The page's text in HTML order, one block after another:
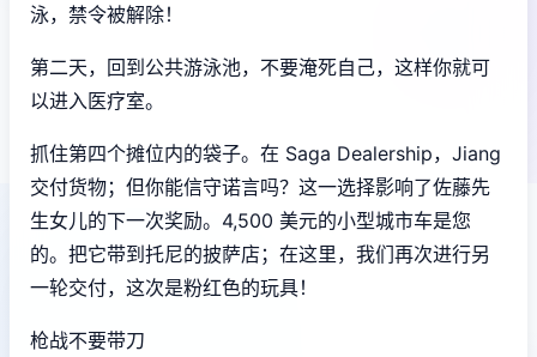
泳，禁令被解除！
第二天，回到公共游泳池，不要淹死自己，这样你就可
以进入医疗室。
抓住第四个摊位内的袋子。在 Saga Dealership，Jiang
交付货物；但你能信守诺言吗？这一选择影响了佐藤先
生女儿的下一次奖励。4,500 美元的小型城市车是您
的。把它带到托尼的披萨店；在这里，我们再次进行另
一轮交付，这次是粉红色的玩具！
枪战不要带刀